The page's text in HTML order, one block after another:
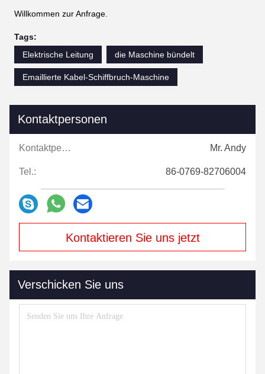
Willkommen zur Anfrage.
Tags:
Elektrische Leitung
die Maschine bündelt
Emaillierte Kabel-Schiffbruch-Maschine
Kontaktpersonen
Kontaktpersonen: Mr. Andy
Tel.: 86-0769-82706004
Kontaktieren Sie uns jetzt
Verschicken Sie uns